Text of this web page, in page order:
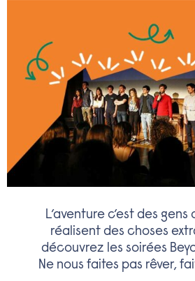
L’aventure c’est des
réalisent des choses
découvrez les soirées
Ne nous faites pas rêver,